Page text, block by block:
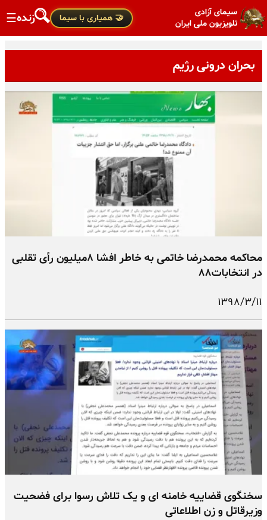
سیمای آزادی
تلویزیون ملی ایران
🤝 همیاری با سیما زنده☰
بحران درونی رژیم
محاکمه محمدرضا خاتمی به خاطر افشا ۸میلیون رأی تقلبی
در انتخابات۸۸
۱۳۹۸/۳/۱۱
سخنگوی قضاییه خامنه ای و یک تلاش رسوا برای فضحیت
وزیرقاتل و زن اطلاعاتی